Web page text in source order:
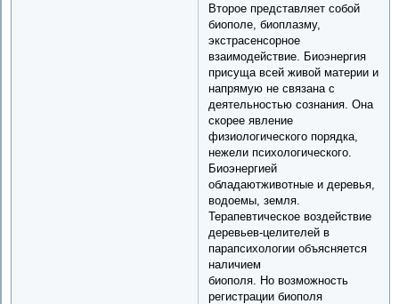
Второе представляет собой
биополе, биоплазму,
экстрасенсорное
взаимодействие. Биоэнергия
присуща всей живой материи и
напрямую не связана с
деятельностью сознания. Она
скорее явление
физиологического порядка,
нежели психологического.
Биоэнергией
обладаютживотные и деревья,
водоемы, земля.
Терапевтическое воздействие
деревьев-целителей в
парапсихологии объясняется
наличием
биополя. Но возможность
регистрации биополя